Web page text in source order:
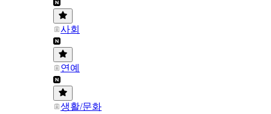
사회
연예
생활/문화